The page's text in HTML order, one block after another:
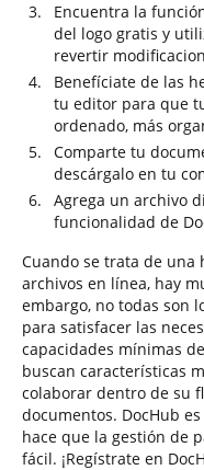
Encuentra la
del logo gratis y
revertir
Benefíciate de las
tu editor para que
ordenado, más
Comparte tu
descárgalo en tu
Agrega un archivo
funcionalidad de
Cuando se trata de
archivos en línea, hay
embargo, no todas son
para satisfacer las
capacidades mínimas
buscan características
colaborar dentro de su
documentos. DocHub
hace que la gestión de
fácil. ¡Regístrate en